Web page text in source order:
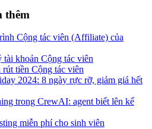
thêm
Cộng tác viên (Affiliate) của
khoản Cộng tác viên
tiền Cộng tác viên
2024: 8 ngày rực rỡ, giảm giá hết
trong CrewAI: agent biết lên kế
miễn phí cho sinh viên